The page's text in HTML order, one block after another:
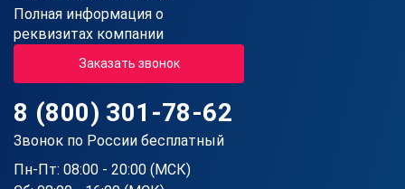
Полная информация о
реквизитах компании
Заказать звонок
8 (800) 301-78-62
Звонок по России бесплатный
Пн-Пт: 08:00 - 20:00 (МСК)